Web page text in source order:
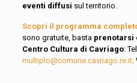
eventi diffusi sul territorio.
Scopri il programma
sono gratuite, basta prenotarsi
Centro Cultura di Cavriago:
multiplo@comune.cavriago.re.it;